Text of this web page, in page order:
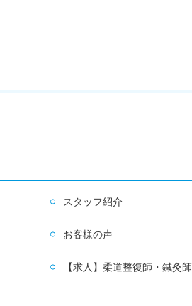
スタッフ紹介
お客様の声
【求人】柔道整復師・鍼灸師